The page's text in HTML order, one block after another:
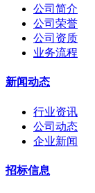
公司简介
公司荣誉
公司资质
业务流程
新闻动态
行业资讯
公司动态
企业新闻
招标信息